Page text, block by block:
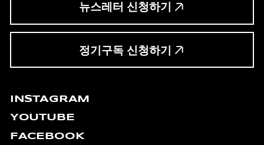
뉴스레터 신청하기
정기구독 신청하기
INSTAGRAM
YOUTUBE
FACEBOOK